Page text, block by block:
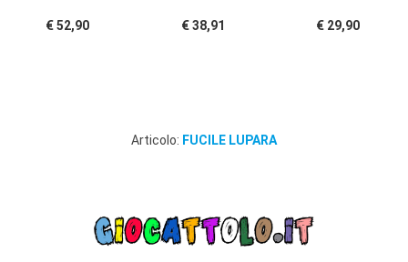
€ 52,90 € 38,91 € 29,90
Articolo: FUCILE LUPARA